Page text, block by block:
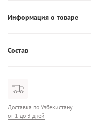
Информация о товаре
Состав
Доставка по Узбекистану
от 1 до 3 дней